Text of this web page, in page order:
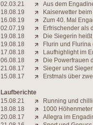
02.03.21
Aus dem
18.08.19
Kaiserwetter
16.08.19
Zum 40. Mal
02.07.19
Erfrischender als
19.08.18
Die Siegerin heißt
19.08.18
Flurin und
17.08.18
Laufhighlight im
06.08.18
Die Powerfrauen
21.08.17
Sieger und
15.08.17
Erstmals über
Laufberichte
15.08.21
Running und
18.08.18
1000
20.08.17
Allegra im